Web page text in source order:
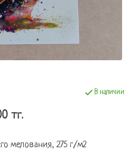
В наличии
тг.
мелования, 275 г/м2